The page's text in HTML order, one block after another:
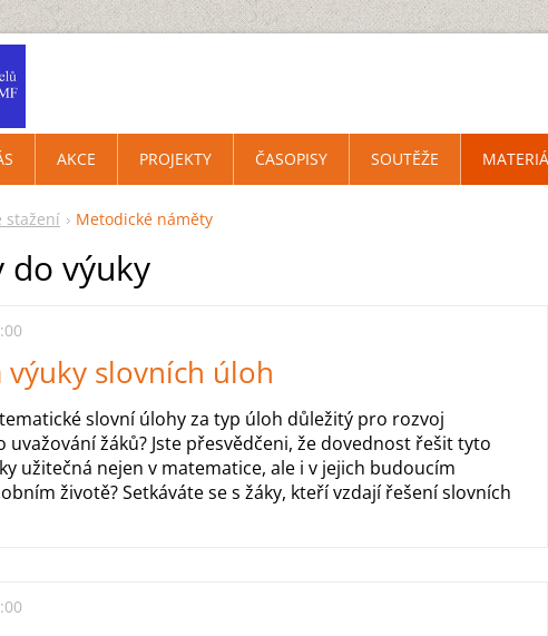
stažení Metodické náměty
do výuky
slovních úloh
slovní úlohy za typ úloh důležitý pro rozvoj
uvažování žáků? Jste přesvědčeni, že dovednost řešit tyto
užitečná nejen v matematice, ale i v jejich budoucím
životě? Setkáváte se s žáky, kteří vzdají řešení slovních
AKCE PROJEKTY ČASOPISY SOUTĚŽE